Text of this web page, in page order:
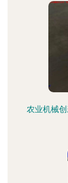
农业机械